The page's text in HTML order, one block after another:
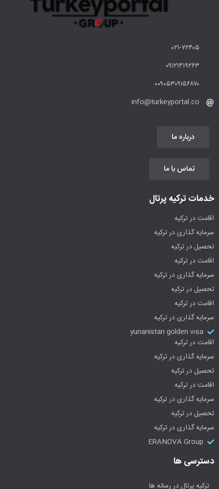
۰۲۱-۷۲۴۰۵
۰۹۱۲۱۴۱۹۲۶۳
۰۰۹۰۵۳۰۹۱۵۶۸۷۰
info@turkeyportal.co
درباره ما
تماس با ما
خدمات ترکیه پرتال
اقامت در ترکیه
سرمایه گذاری در ترکیه
تحصیل در ترکیه
اقامت در ترکیه
سرمایه گذاری در ترکیه
تحصیل در ترکیه
اقامت در ترکیه
سرمایه گذاری در ترکیه
yunanistan golden vısa
اقامت در ترکیه
سرمایه گذاری در ترکیه
تحصیل در ترکیه
اقامت در ترکیه
سرمایه گذاری در ترکیه
تحصیل در ترکیه
سرمایه گذاری در ترکیه
ERANOVA Group
دسترسی ها
ترکیه پرتال در رسانه ها